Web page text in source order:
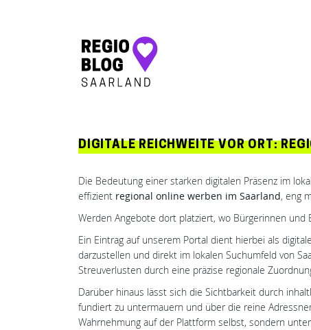
Hauptnavigation
DIGITALE REICHWEITE VOR ORT:
Die Bedeutung einer starken digitalen Präsenz im
effizient regional online werben im Saarland, eng
Werden Angebote dort platziert, wo Bürgerinnen
Ein Eintrag auf unserem Portal dient hierbei als
darzustellen und direkt im lokalen Suchumfeld von
Streuverlusten durch eine präzise regionale
Darüber hinaus lässt sich die Sichtbarkeit durch
fundiert zu untermauern und über die reine
Wahrnehmung auf der Plattform selbst, sondern